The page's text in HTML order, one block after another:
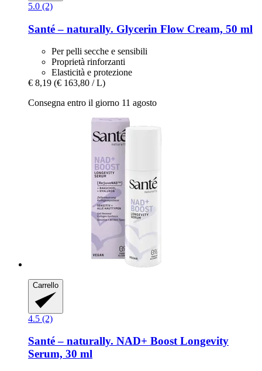
5.0 (2)
Santé – naturally. Glycerin Flow Cream, 50 ml
Per pelli secche e sensibili
Proprietà rinforzanti
Elasticità e protezione
€ 8,19 (€ 163,80 / L)
Consegna entro il giorno 11 agosto
Carrello
4.5 (2)
Santé – naturally. NAD+ Boost Longevity
Serum, 30 ml